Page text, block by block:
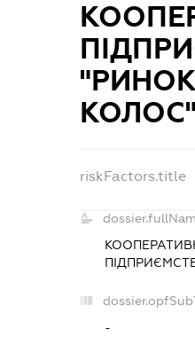
"РИНОК
КОЛОС"
riskFactors.title
-